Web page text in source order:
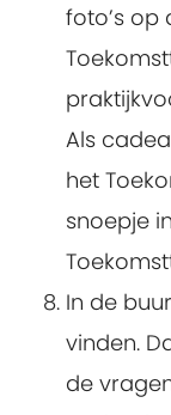
foto’s op
Als
het
snoepje
In de
vinden.
de